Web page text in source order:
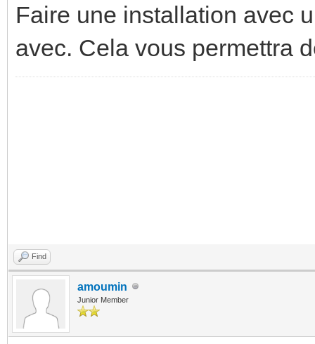
Faire une installation avec
avec. Cela vous permettra
Find
amoumin
Junior Member